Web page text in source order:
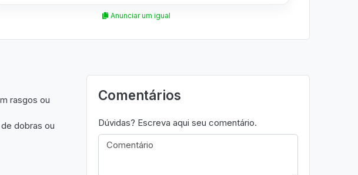
Anunciar um igual
rasgos ou
dobras ou
Comentários
Dúvidas? Escreva aqui seu comentário.